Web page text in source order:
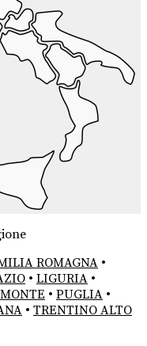
ROMAGNA •
• LIGURIA •
• PUGLIA •
• TRENTINO ALTO